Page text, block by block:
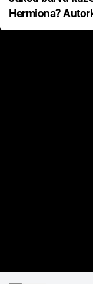
Hermiona?
Pottera přišla s